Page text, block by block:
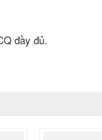
đầy đủ.